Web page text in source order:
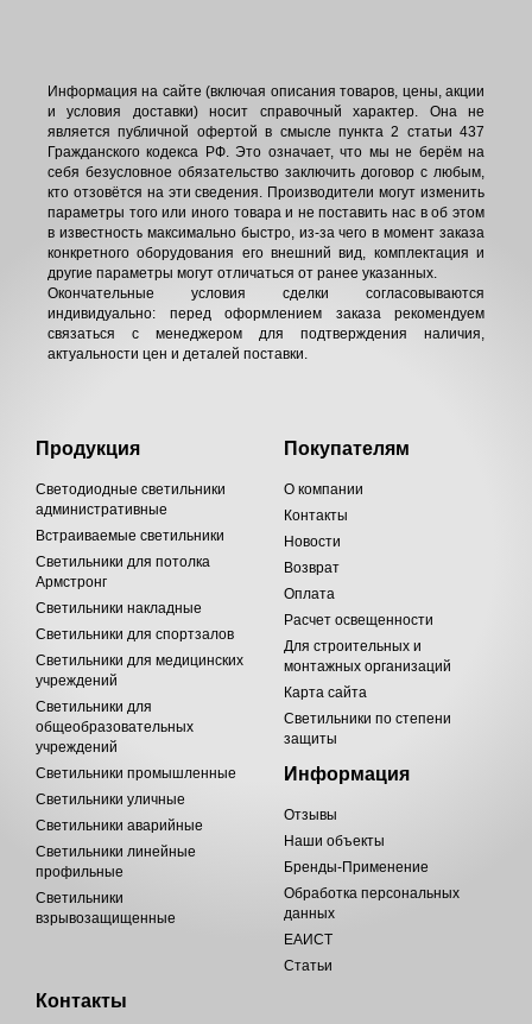
Информация на сайте (включая описания товаров, цены, акции
и условия доставки) носит справочный характер. Она не
является публичной офертой в смысле пункта 2 статьи 437
Гражданского кодекса РФ. Это означает, что мы не берём на
себя безусловное обязательство заключить договор с любым,
кто отзовётся на эти сведения. Производители могут изменить
параметры того или иного товара и не поставить нас в об этом
в известность максимально быстро, из-за чего в момент заказа
конкретного оборудования его внешний вид, комплектация и
другие параметры могут отличаться от ранее указанных.
Окончательные условия сделки согласовываются
индивидуально: перед оформлением заказа рекомендуем
связаться с менеджером для подтверждения наличия,
актуальности цен и деталей поставки.
Продукция
Светодиодные светильники
административные
Встраиваемые светильники
Светильники для потолка
Армстронг
Светильники накладные
Светильники для спортзалов
Светильники для медицинских
учреждений
Светильники для
общеобразовательных
учреждений
Светильники промышленные
Светильники уличные
Светильники аварийные
Светильники линейные
профильные
Светильники
взрывозащищенные
Покупателям
О компании
Контакты
Новости
Возврат
Оплата
Расчет освещенности
Для строительных и
монтажных организаций
Карта сайта
Светильники по степени
защиты
Информация
Отзывы
Наши объекты
Бренды-Применение
Обработка персональных
данных
ЕАИСТ
Статьи
Контакты